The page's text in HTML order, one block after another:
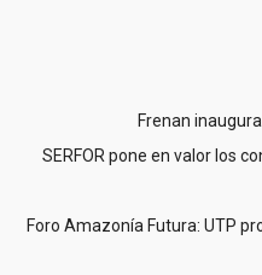
Frenan
SERFOR pone en valor los
Foro Amazonía Futura: UTP